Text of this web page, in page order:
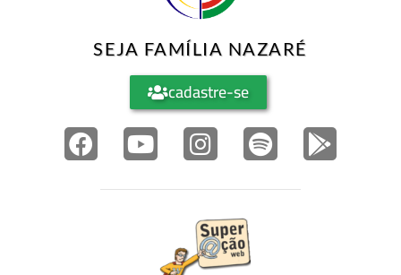
SEJA FAMÍLIA NAZARÉ
cadastre-se